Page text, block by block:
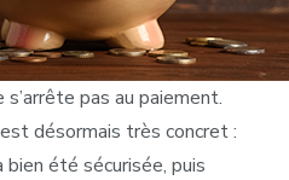
pas au paiement.
désormais très concret :
été sécurisée, puis